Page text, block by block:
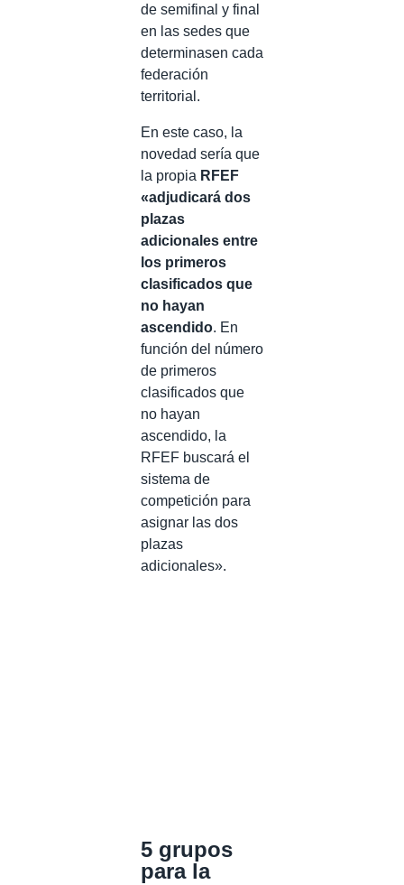
de semifinal y final
en las sedes que
determinasen cada
federación
territorial.
En este caso, la
novedad sería que
la propia RFEF
«adjudicará dos
plazas
adicionales entre
los primeros
clasificados que
no hayan
ascendido. En
función del número
de primeros
clasificados que
no hayan
ascendido, la
RFEF buscará el
sistema de
competición para
asignar las dos
plazas
adicionales».
5 grupos
para la